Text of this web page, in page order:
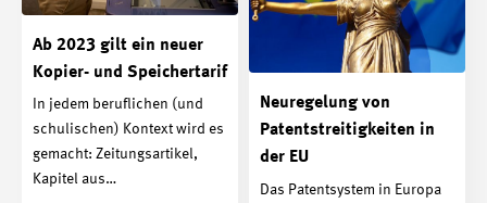
Ab 2023 gilt ein neuer
Kopier- und Speichertarif
In jedem beruflichen (und
schulischen) Kontext wird es
gemacht: Zeitungsartikel,
Kapitel aus…
Neuregelung von
Patentstreitigkeiten in
der EU
Das Patentsystem in Europa